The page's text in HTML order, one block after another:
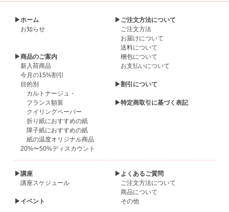
▶ホーム
お知らせ
▶商品のご案内
新入荷商品
今月の15%割引
目的別
カルトナージュ・
フランス額装
クイリングペーパー
折り紙におすすめの紙
障子紙におすすめの紙
紙の温度オリジナル商品
20%〜50%ディスカウント
▶ご注文方法について
ご注文方法
お届けについて
送料について
梱包について
お支払いについて
▶割引について
▶特定商取引に基づく表記
▶講座
講座スケジュール
▶イベント
▶よくあるご質問
ご注文方法について
商品について
その他